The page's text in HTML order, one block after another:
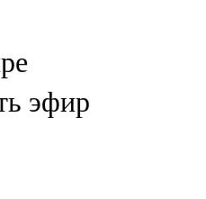
эфир